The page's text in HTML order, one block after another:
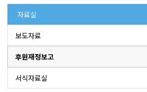
자료실
보도자료
후원재정보고
서식자료실